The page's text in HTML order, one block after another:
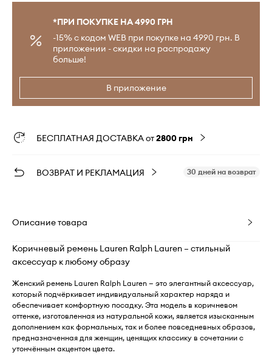
*ПРИ ПОКУПКЕ НА 4990 ГРН
-15% с кодом WEB при покупке на 4990 грн. В
приложении - скидки на распродажу
больше!
В приложение
БЕСПЛАТНАЯ ДОСТАВКА от2800 грн
ВОЗВРАТ И РЕКЛАМАЦИЯ 30 дней на возврат
Описание товара
Коричневый ремень Lauren Ralph Lauren – стильный
аксессуар к любому образу
Женский ремень Lauren Ralph Lauren — это элегантный аксессуар,
который подчёркивает индивидуальный характер наряда и
обеспечивает комфортную посадку. Эта модель в коричневом
оттенке, изготовленная из натуральной кожи, является изысканным
дополнением как формальных, так и более повседневных образов,
предназначенная для женщин, ценящих классику в сочетании с
утончённым акцентом цвета.